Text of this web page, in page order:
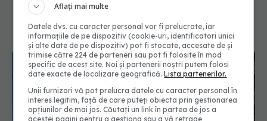
Aflați mai multe
Datele dvs. cu caracter personal vor fi prelucrate, iar
informațiile de pe dispozitiv (cookie-uri, identificatori unici
și alte date de pe dispozitiv) pot fi stocate, accesate de și
trimise către 224 de parteneri sau pot fi folosite în mod
specific de acest site. Noi și partenerii noștri putem folosi
date exacte de localizare geografică.Lista partenerilor.
Unii furnizori vă pot prelucra datele cu caracter personal în
interes legitim, față de care puteți obiecta prin gestionarea
opțiunilor de mai jos. Căutați un link în partea de jos a
acestei pagini pentru a gestiona sau a vă retrage